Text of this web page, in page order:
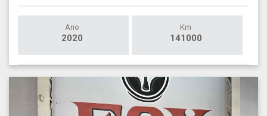
Ano
2020
Km
141000